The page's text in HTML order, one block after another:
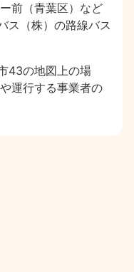
前（青葉区）など
ス（株）の路線バス
43の地図上の場
運行する事業者の